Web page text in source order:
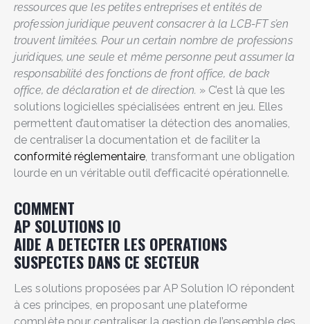
ressources que les petites entreprises et entités de
profession juridique peuvent consacrer à la LCB-FT s’en
trouvent limitées. Pour un certain nombre de professions
juridiques, une seule et même personne peut assumer la
responsabilité des fonctions de front office, de back
office, de déclaration et de direction. » C’est là que les
solutions logicielles spécialisées entrent en jeu. Elles
permettent d’automatiser la détection des anomalies,
de centraliser la documentation et de faciliter la
conformité réglementaire, transformant une obligation
lourde en un véritable outil d’efficacité opérationnelle.
COMMENT
AP SOLUTIONS IO
AIDE A DETECTER LES OPERATIONS
SUSPECTES DANS CE SECTEUR
Les solutions proposées par AP Solution IO répondent
à ces principes, en proposant une plateforme